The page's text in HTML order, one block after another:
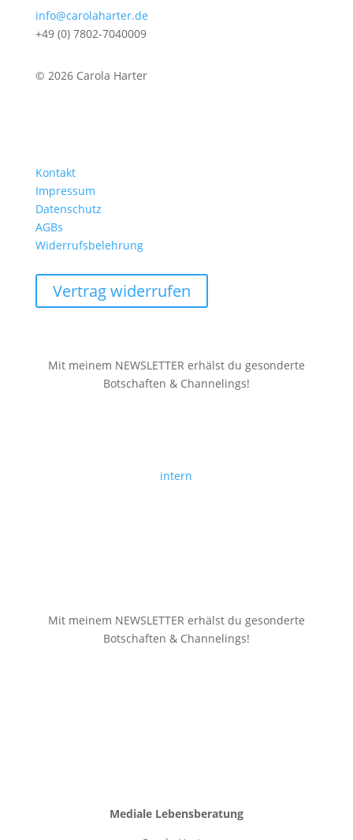
info@carolaharter.de
+49 (0) 7802-7040009
© 2026 Carola Harter
Kontakt
Impressum
Datenschutz
AGBs
Widerrufsbelehrung
Vertrag widerrufen
Mit meinem NEWSLETTER erhälst du gesonderte
Botschaften & Channelings!
intern
Mit meinem NEWSLETTER erhälst du gesonderte
Botschaften & Channelings!
Mediale Lebensberatung